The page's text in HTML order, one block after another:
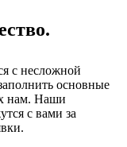
с несложной
основные
нам. Наши
с вами за